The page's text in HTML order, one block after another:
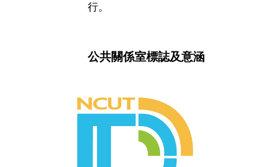
行。
公共關係室標誌及意涵